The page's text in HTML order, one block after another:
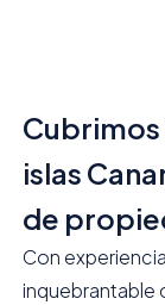
islas
de
Con
inquebrantable